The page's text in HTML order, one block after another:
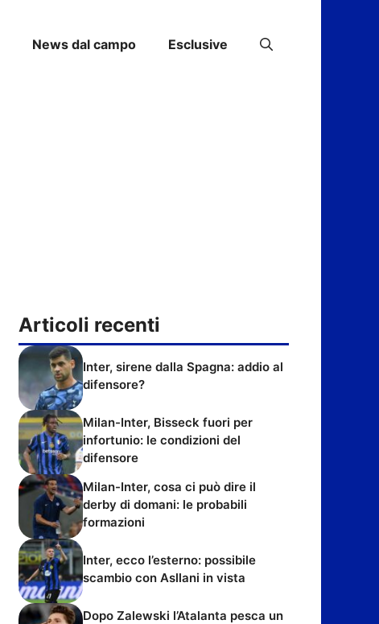
News dal campo Esclusive
Articoli recenti
Inter, sirene dalla Spagna: addio al
difensore?
Milan-Inter, Bisseck fuori per
infortunio: le condizioni del
difensore
Milan-Inter, cosa ci può dire il
derby di domani: le probabili
formazioni
Inter, ecco l’esterno: possibile
scambio con Asllani in vista
Dopo Zalewski l’Atalanta pesca un